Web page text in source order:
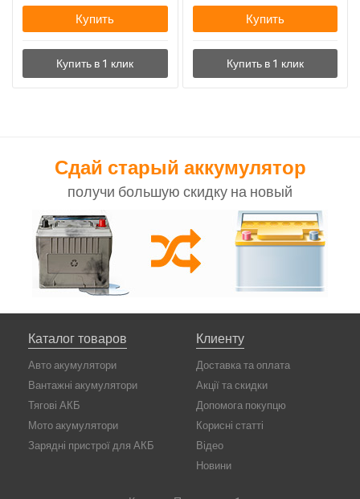
Купить Купить
Сдай старый аккумулятор
получи большую скидку на новый
Каталог товаров
Авто акумулятори
Вантажні акумулятори
Тягові АКБ
Мото акумулятори
Зарядні пристрої для АКБ
Клиенту
Доставка та оплата
Акції та скидки
Допомога покупцю
Корисні статті
Відео
Новини